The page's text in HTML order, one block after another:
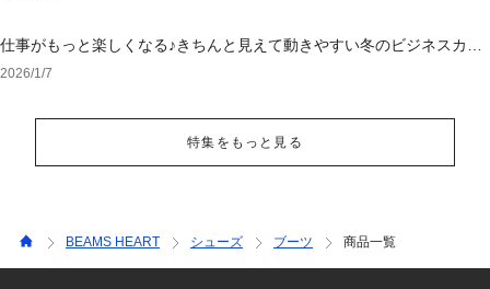
仕事がもっと楽しくなる♪きちんと見えて動きやすい冬のビジネスカジ
ュアル
2026/1/7
特集をもっと見る
BEAMS HEART シューズ ブーツ 商品一覧